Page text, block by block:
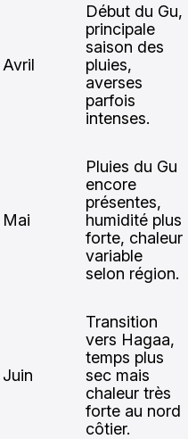
Avril
Début du Gu,
principale
saison des
pluies,
averses
parfois
intenses.
Mai
Pluies du Gu
encore
présentes,
humidité plus
forte, chaleur
variable
selon région.
Juin
Transition
vers Hagaa,
temps plus
sec mais
chaleur très
forte au nord
côtier.